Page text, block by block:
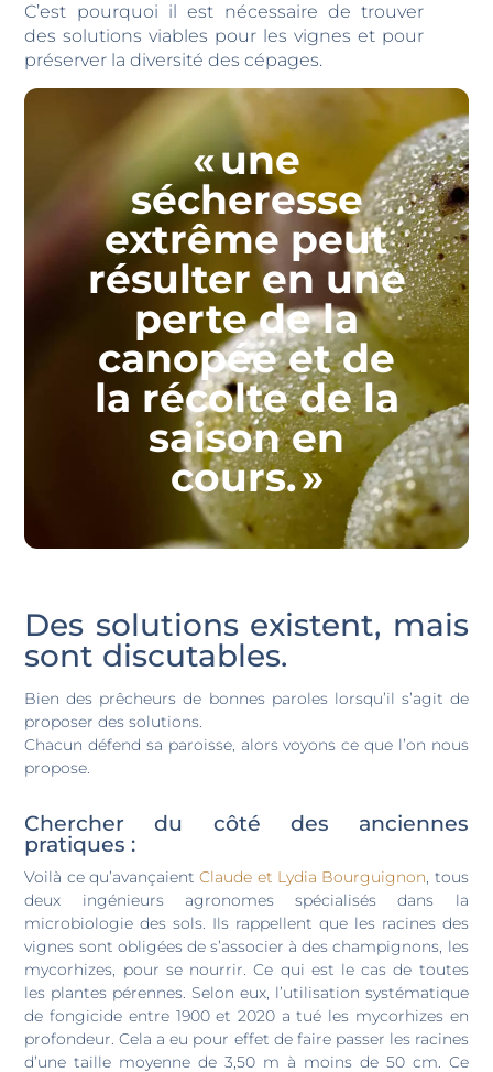
C’est pourquoi il est nécessaire de trouver
des solutions viables pour les vignes et pour
préserver la diversité des cépages.
« une
sécheresse
extrême peut
résulter en une
perte de la
canopée et de
la récolte de la
saison en
cours. »
Des solutions existent, mais
sont discutables.
Bien des prêcheurs de bonnes paroles lorsqu’il s’agit de
proposer des solutions.
Chacun défend sa paroisse, alors voyons ce que l’on nous
propose.
Chercher du côté des anciennes
pratiques :
Voilà ce qu’avançaientClaude et Lydia Bourguignon, tous
deux ingénieurs agronomes spécialisés dans la
microbiologie des sols. Ils rappellent que les racines des
vignes sont obligées de s’associer à des champignons, les
mycorhizes, pour se nourrir. Ce qui est le cas de toutes
les plantes pérennes. Selon eux, l’utilisation systématique
de fongicide entre 1900 et 2020 a tué les mycorhizes en
profondeur. Cela a eu pour effet de faire passer les racines
d’une taille moyenne de 3,50 m à moins de 50 cm. Ce